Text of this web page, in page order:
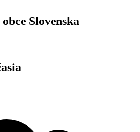
Slovenska